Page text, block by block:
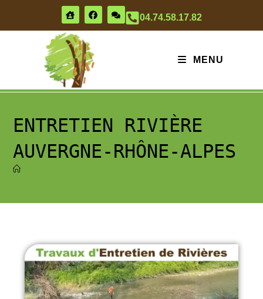
04.74.58.17.82
MENU
ENTRETIEN RIVIÈRE
AUVERGNE-RHÔNE-ALPES